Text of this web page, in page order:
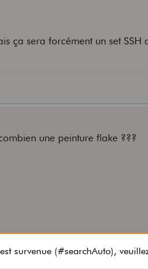
ça sera forcément un set SSH
une peinture flake ???